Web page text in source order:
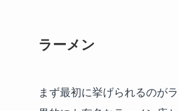
ラーメン
まず最初に挙げられるのが